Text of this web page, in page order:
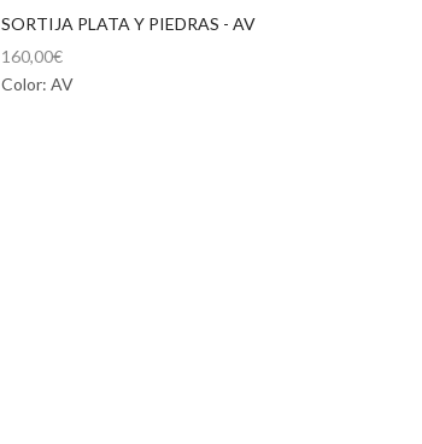
SORTIJA PLATA Y PIEDRAS - AV
160,00€
Color: AV